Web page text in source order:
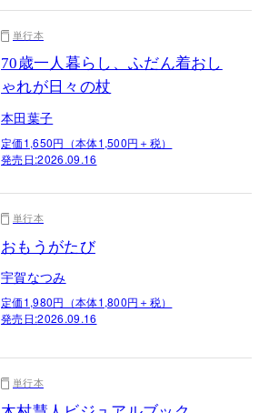
単行本
70歳一人暮らし、ふだん着おし
ゃれが日々の杖
本田葉子
定価1,650円（本体1,500円＋税）
発売日:2026.09.16
単行本
おもうがたび
宇賀なつみ
定価1,980円（本体1,800円＋税）
発売日:2026.09.16
単行本